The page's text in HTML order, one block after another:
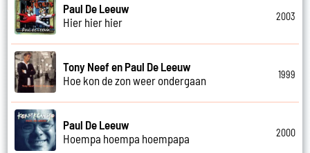
Paul De Leeuw
Hier hier hier
2003
Tony Neef en Paul De Leeuw
Hoe kon de zon weer ondergaan
1999
Paul De Leeuw
Hoempa hoempa hoempapa
2000